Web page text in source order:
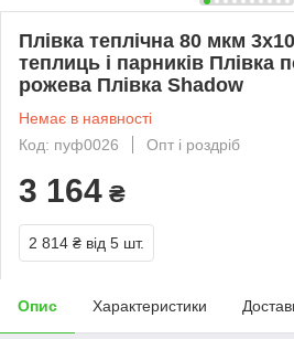
Плівка теплічна 80 мкм
теплиць і парників Плівка
рожева Плівка Shadow
Немає в наявності
Код: пуф0026
Опт і роздріб
3 164 ₴
2 814 ₴ від 5 шт.
Опис Характеристики